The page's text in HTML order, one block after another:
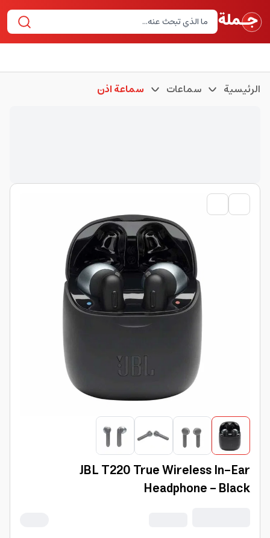
الرئيسية سماعات سماعة اذن
JBL T220 True Wireless In-Ear
Headphone - Black